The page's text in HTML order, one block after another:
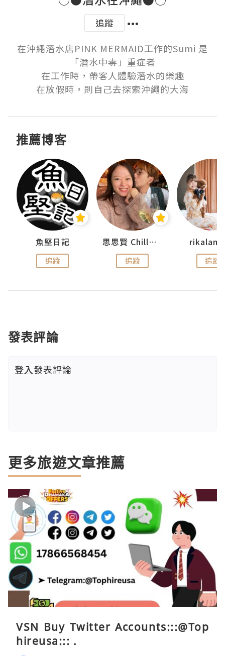
追蹤
在沖繩潛水店PINK MERMAID工作的Sumi 是
「潛水中毒」重症者
在工作時，帶客人體驗潛水的樂趣
在放假時，則自己去探索沖繩的大海
推薦博客
魚堅日記
追蹤
思思賢 ChillMyBabe
追蹤 追蹤
發表評論
登入發表評論
更多旅遊文章推薦
VSN Buy Twitter Accounts:::@Top
hireusa::: .